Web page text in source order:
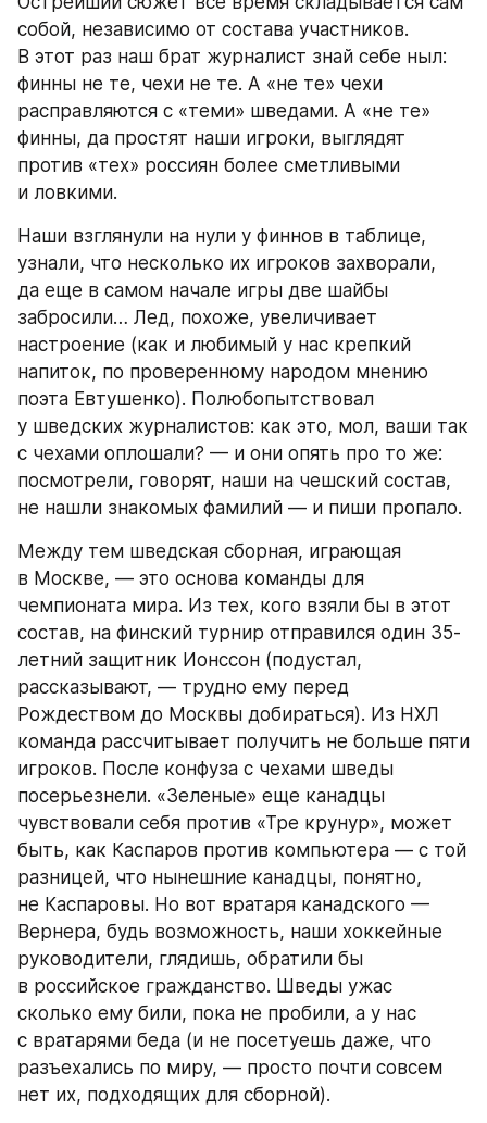
собой, независимо от состава участников.
В этот раз наш брат журналист знай себе ныл:
финны не те, чехи не те. А «не те» чехи
расправляются с «теми» шведами. А «не те»
финны, да простят наши игроки, выглядят
против «тех» россиян более сметливыми
и ловкими.
Наши взглянули на нули у финнов в таблице,
узнали, что несколько их игроков захворали,
да еще в самом начале игры две шайбы
забросили… Лед, похоже, увеличивает
настроение (как и любимый у нас крепкий
напиток, по проверенному народом мнению
поэта Евтушенко). Полюбопытствовал
у шведских журналистов: как это, мол, ваши так
с чехами оплошали? — и они опять про то же:
посмотрели, говорят, наши на чешский состав,
не нашли знакомых фамилий — и пиши пропало.
Между тем шведская сборная, играющая
в Москве, — это основа команды для
чемпионата мира. Из тех, кого взяли бы в этот
состав, на финский турнир отправился один 35-
летний защитник Ионссон (подустал,
рассказывают, — трудно ему перед
Рождеством до Москвы добираться). Из НХЛ
команда рассчитывает получить не больше пяти
игроков. После конфуза с чехами шведы
посерьезнели. «Зеленые» еще канадцы
чувствовали себя против «Тре крунур», может
быть, как Каспаров против компьютера — с той
разницей, что нынешние канадцы, понятно,
не Каспаровы. Но вот вратаря канадского —
Вернера, будь возможность, наши хоккейные
руководители, глядишь, обратили бы
в российское гражданство. Шведы ужас
сколько ему били, пока не пробили, а у нас
с вратарями беда (и не посетуешь даже, что
разъехались по миру, — просто почти совсем
нет их, подходящих для сборной).